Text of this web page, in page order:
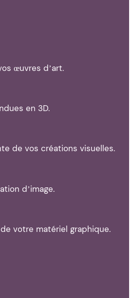
œuvres d’art.
en 3D.
de vos créations visuelles.
d’image.
votre matériel graphique.